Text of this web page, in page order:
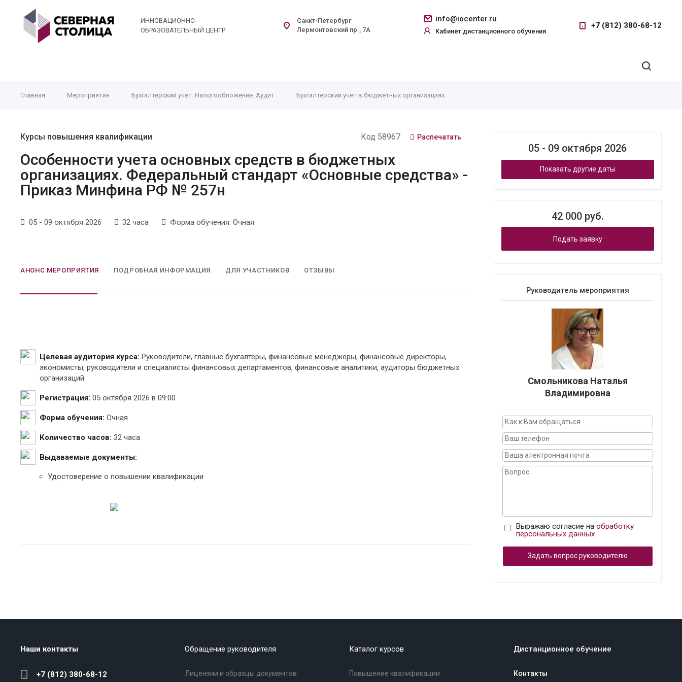
ИННОВАЦИОННО-
ОБРАЗОВАТЕЛЬНЫЙ ЦЕНТР
info@iocenter.ru
Кабинет дистанционного обучения
+7 (812) 380-68-12
Санкт-Петербург
Лермонтовский пр., 7А
Главная Мероприятия Бухгалтерский учет. Налогообложение. Аудит Бухгалтерский учет в бюджетных организациях
Курсы повышения квалификации Код 58967 Распечатать
Особенности учета основных средств в бюджетных
организациях. Федеральный стандарт «Основные средства» -
Приказ Минфина РФ № 257н
05 - 09 октября 2026 32 часа Форма обучения: Очная
АНОНС МЕРОПРИЯТИЯ ПОДРОБНАЯ ИНФОРМАЦИЯ ДЛЯ УЧАСТНИКОВ ОТЗЫВЫ
Целевая аудитория курса: Руководители, главные бухгалтеры, финансовые менеджеры, финансовые директоры,
экономисты, руководители и специалисты финансовых департаментов, финансовые аналитики, аудиторы бюджетных
организаций
Регистрация: 05 октября 2026 в 09:00
Форма обучения: Очная
Количество часов: 32 часа
Выдаваемые документы:
Удостоверение о повышении квалификации
05 - 09 октября 2026
Показать другие даты
42 000 руб.
Подать заявку
Руководитель мероприятия
Смольникова Наталья
Владимировна
Выражаю согласие на обработку
персональных данных
Задать вопрос руководителю
Наши контакты
+7 (812) 380-68-12
Обращение руководителя
Лицензии и образцы документов
Каталог курсов
Повышение квалификации
Дистанционное обучение
Контакты